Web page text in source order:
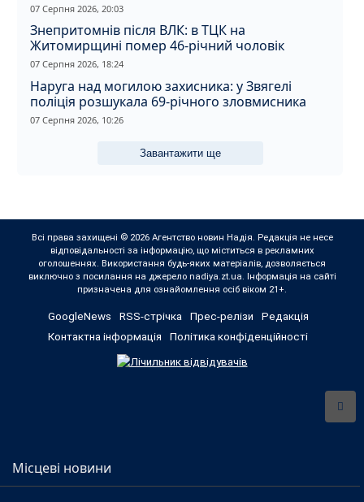
07 Серпня 2026, 20:03
Знепритомнів після ВЛК: в ТЦК на
Житомирщині помер 46-річний чоловік
07 Серпня 2026, 18:24
Наруга над могилою захисника: у Звягелі
поліція розшукала 69-річного зловмисника
07 Серпня 2026, 10:26
Завантажити ще
Всі права захищені © 2026 Агентство новин Надія. Редакція не несе
відповідальності за інформацію, що міститься в рекламних
оголошеннях. Використання будь-яких матеріалів, дозволяється
виключно з посилання на джерело nadiya.zt.ua. Інформація на сайті
призначена для ознайомлення осіб віком 21+.
GoogleNews RSS-стрічка Прес-релізи
Редакція
Контактна інформація
Політика конфіденційності
Місцеві новини